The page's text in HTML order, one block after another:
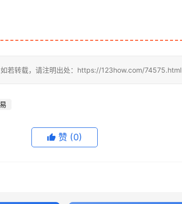
若转载，请注明出处：https://123how.com/74575.html
赞 (0)